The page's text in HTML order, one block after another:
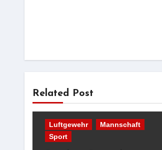
Related Post
Luftgewehr
Mannschaft
Sport